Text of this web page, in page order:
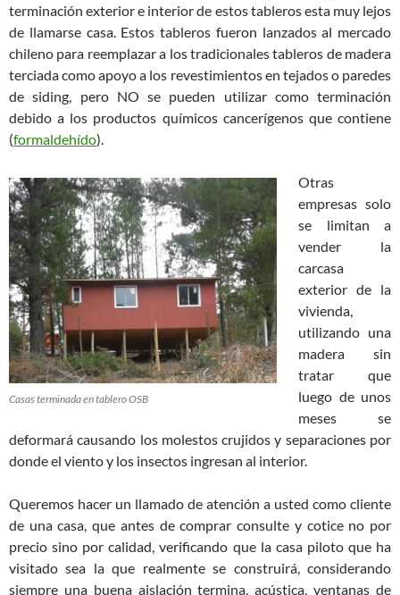
terminación exterior e interior de estos tableros esta muy lejos
de llamarse casa. Estos tableros fueron lanzados al mercado
chileno para reemplazar a los tradicionales tableros de madera
terciada como apoyo a los revestimientos en tejados o paredes
de siding, pero NO se pueden utilizar como terminación
debido a los productos químicos cancerígenos que contiene
(formaldehído).
Casas terminada en tablero OSB
Otras
empresas solo
se limitan a
vender la
carcasa
exterior de la
vivienda,
utilizando una
madera sin
tratar que
luego de unos
meses se
deformará causando los molestos crujidos y separaciones por
donde el viento y los insectos ingresan al interior.
Queremos hacer un llamado de atención a usted como cliente
de una casa, que antes de comprar consulte y cotice no por
precio sino por calidad, verificando que la casa piloto que ha
visitado sea la que realmente se construirá, considerando
siempre una buena aislación termina, acústica, ventanas de